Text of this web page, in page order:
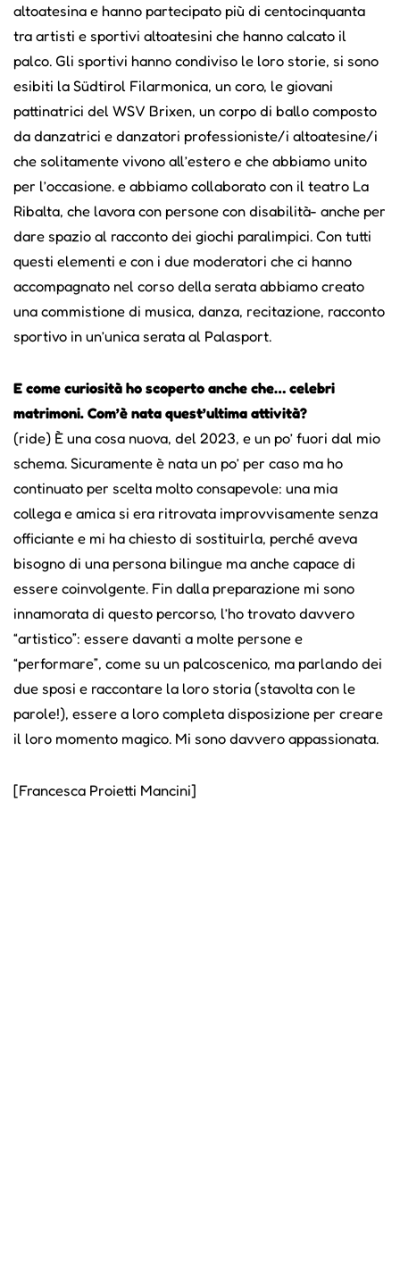
altoatesina e hanno partecipato più di centocinquanta
tra artisti e sportivi altoatesini che hanno calcato il
palco. Gli sportivi hanno condiviso le loro storie, si sono
esibiti la Südtirol Filarmonica, un coro, le giovani
pattinatrici del WSV Brixen, un corpo di ballo composto
da danzatrici e danzatori professioniste/i altoatesine/i
che solitamente vivono all’estero e che abbiamo unito
per l’occasione. e abbiamo collaborato con il teatro La
Ribalta, che lavora con persone con disabilità- anche per
dare spazio al racconto dei giochi paralimpici. Con tutti
questi elementi e con i due moderatori che ci hanno
accompagnato nel corso della serata abbiamo creato
una commistione di musica, danza, recitazione, racconto
sportivo in un’unica serata al Palasport.
E come curiosità ho scoperto anche che… celebri
matrimoni. Com’è nata quest’ultima attività?
(ride) È una cosa nuova, del 2023, e un po’ fuori dal mio
schema. Sicuramente è nata un po’ per caso ma ho
continuato per scelta molto consapevole: una mia
collega e amica si era ritrovata improvvisamente senza
officiante e mi ha chiesto di sostituirla, perché aveva
bisogno di una persona bilingue ma anche capace di
essere coinvolgente. Fin dalla preparazione mi sono
innamorata di questo percorso, l’ho trovato davvero
“artistico”: essere davanti a molte persone e
“performare”, come su un palcoscenico, ma parlando dei
due sposi e raccontare la loro storia (stavolta con le
parole!), essere a loro completa disposizione per creare
il loro momento magico. Mi sono davvero appassionata.
[Francesca Proietti Mancini]